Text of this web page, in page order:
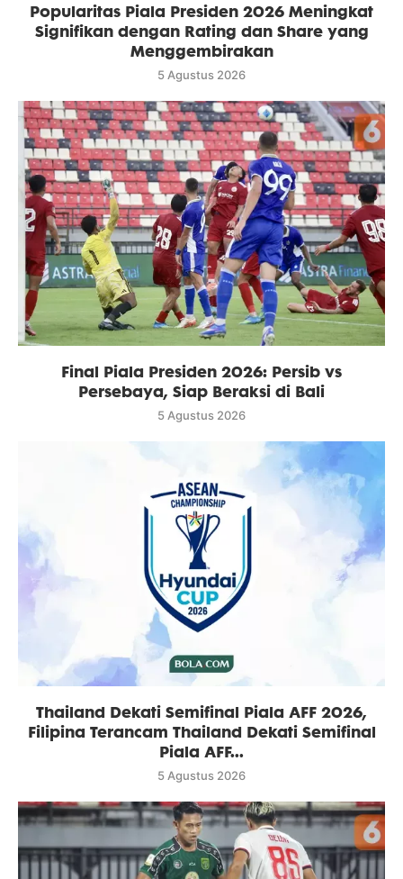
Popularitas Piala Presiden 2026 Meningkat
Signifikan dengan Rating dan Share yang
Menggembirakan
5 Agustus 2026
Final Piala Presiden 2026: Persib vs
Persebaya, Siap Beraksi di Bali
5 Agustus 2026
Thailand Dekati Semifinal Piala AFF 2026,
Filipina Terancam Thailand Dekati Semifinal
Piala AFF...
5 Agustus 2026